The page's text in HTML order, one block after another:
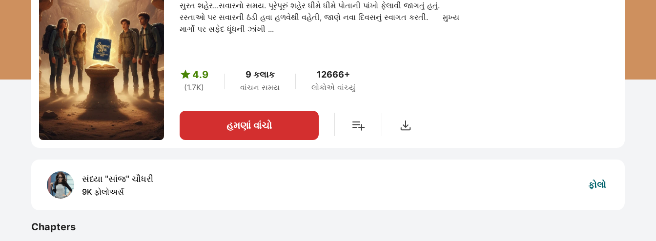
સુરત શહેર...સવારનો સમય. પૂરેપૂરું શહેર ધીમે ધીમે પોતાની પાંખો ફેલાવી જાગતું હતું.
રસ્તાઓ પર સવારની ઠંડી હવા હળવેથી વહેતી, જાણે નવા દિવસનું સ્વાગત કરતી. મુખ્ય
માર્ગો પર સફેદ ધૂંધની ઝાંખી ...
 4.9
(1.7K)
9 કલાક
વાંચન સમય
12666+
લોકોએ વાંચ્યું
હમણાં વાંચો
સંધ્યા "સાંજ" ચૌધરી
9K ફોલોઅર્સ
ફોલો
Chapters